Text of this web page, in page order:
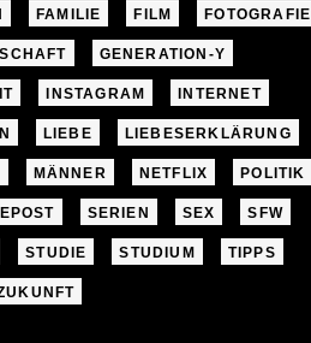
FAMILIE FILM FOTOGRAFIE
GENERATION-Y
INSTAGRAM INTERNET
LIEBE LIEBESERKLÄRUNG
MÄNNER NETFLIX POLITIK
SERIEN SEX SFW
STUDIE STUDIUM TIPPS